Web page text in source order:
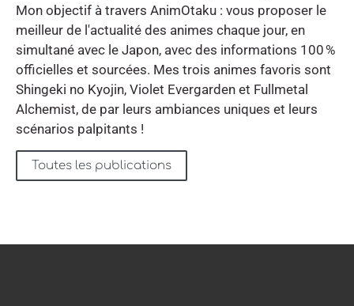
Mon objectif à travers AnimOtaku : vous proposer le
meilleur de l'actualité des animes chaque jour, en
simultané avec le Japon, avec des informations 100 %
officielles et sourcées. Mes trois animes favoris sont
Shingeki no Kyojin, Violet Evergarden et Fullmetal
Alchemist, de par leurs ambiances uniques et leurs
scénarios palpitants !
Toutes les publications